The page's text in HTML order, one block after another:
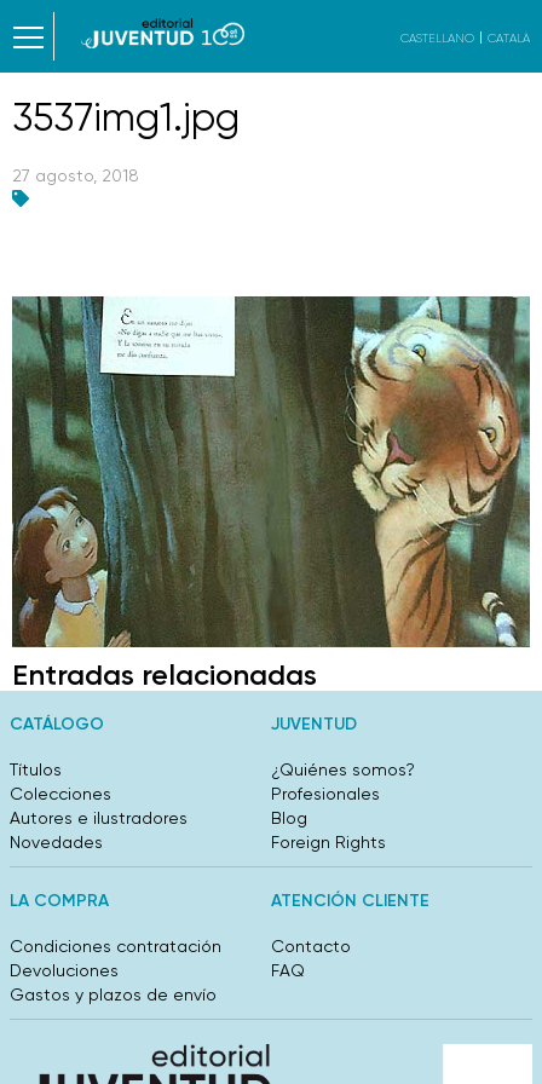
CASTELLANO CATALÀ
3537img1.jpg
27 agosto, 2018
Entradas relacionadas
CATÁLOGO
Títulos
Colecciones
Autores e ilustradores
Novedades
JUVENTUD
¿Quiénes somos?
Profesionales
Blog
Foreign Rights
LA COMPRA
Condiciones contratación
Devoluciones
Gastos y plazos de envío
ATENCIÓN CLIENTE
Contacto
FAQ